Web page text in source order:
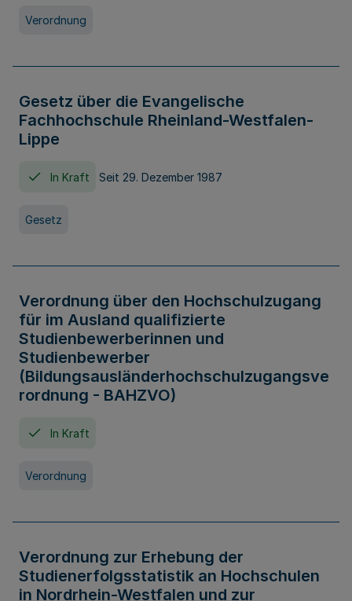
Verordnung
Gesetz über die Evangelische
Fachhochschule Rheinland-Westfalen-
Lippe
In Kraft Seit 29. Dezember 1987
Gesetz
Verordnung über den Hochschulzugang
für im Ausland qualifizierte
Studienbewerberinnen und
Studienbewerber
(Bildungsausländerhochschulzugangsve
rordnung - BAHZVO)
In Kraft
Verordnung
Verordnung zur Erhebung der
Studienerfolgsstatistik an Hochschulen
in Nordrhein-Westfalen und zur